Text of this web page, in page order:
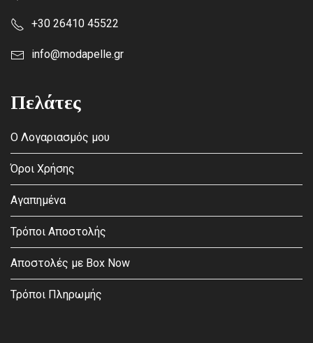
+30 26410 45522
info@modapelle.gr
Πελάτες
Ο Λογαριασμός μου
Όροι Χρήσης
Αγαπημένα
Τρόποι Αποστολής
Αποστολές με Box Now
Τρόποι Πληρωμής